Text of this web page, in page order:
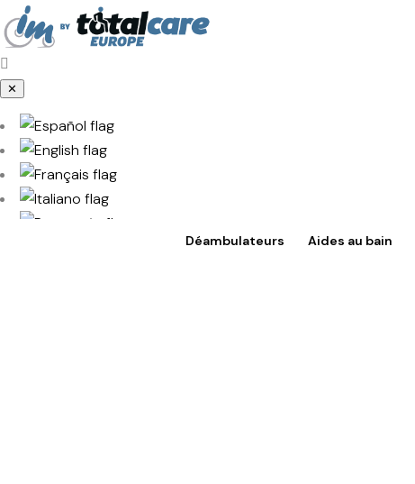
✕
Déambulateurs Aides au bain